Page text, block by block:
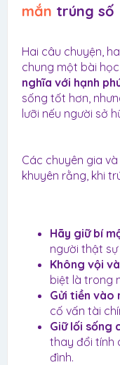
mắn trúng số​
Hai câu chuyện,
chung một bài
nghĩa với hạnh
sống tốt hơn,
lưỡi nếu người sở
Các chuyên gia
khuyên rằng, khi
Hãy giữ bí
người thật
Không vội
biệt là trong
Gửi tiền vào
cố vấn tài
Giữ lối sống
thay đổi tính
đình.